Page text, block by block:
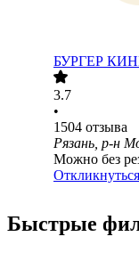
БУРГЕР
3.7
•
1504 отзыва
Рязань, р-н
Можно без
Откликнуться
Быстрые